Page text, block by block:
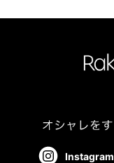
Instagram